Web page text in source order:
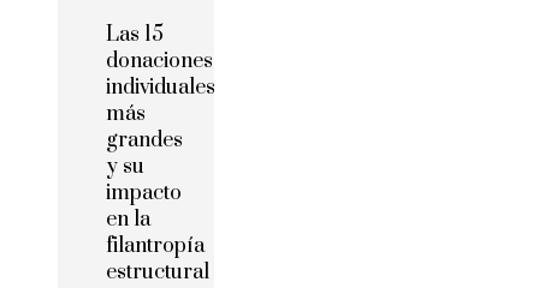
Las 15
donaciones
individuales
más
grandes
y su
impacto
en la
filantropía
estructural